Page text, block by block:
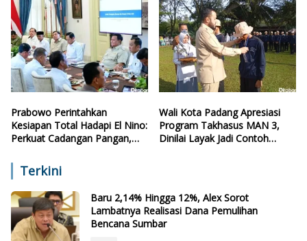
Prabowo Perintahkan
Kesiapan Total Hadapi El Nino:
Perkuat Cadangan Pangan,
Wali Kota Padang Apresiasi
Program Takhasus MAN 3,
Dinilai Layak Jadi Contoh
Terkini
Baru 2,14% Hingga 12%, Alex Sorot
Lambatnya Realisasi Dana Pemulihan
Bencana Sumbar